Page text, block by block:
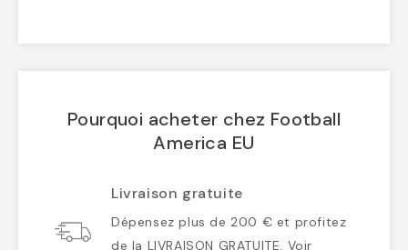
Pourquoi acheter chez Football
America EU
Livraison gratuite
Dépensez plus de 200 € et profitez
de la LIVRAISON GRATUITE. Voir